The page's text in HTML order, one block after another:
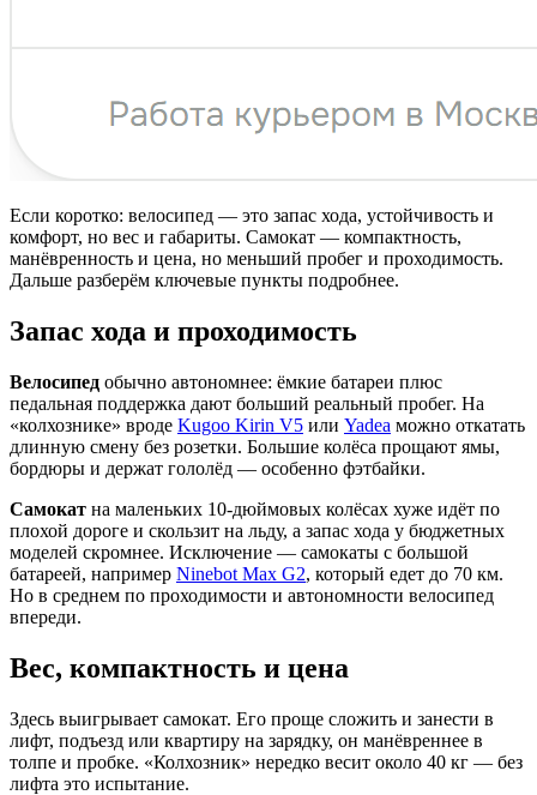
Если коротко: велосипед — это запас хода, устойчивость и
комфорт, но вес и габариты. Самокат — компактность,
манёвренность и цена, но меньший пробег и проходимость.
Дальше разберём ключевые пункты подробнее.
Запас хода и проходимость
Велосипед обычно автономнее: ёмкие батареи плюс
педальная поддержка дают больший реальный пробег. На
«колхознике» вроде Kugoo Kirin V5 или Yadea можно откатать
длинную смену без розетки. Большие колёса прощают ямы,
бордюры и держат гололёд — особенно фэтбайки.
Самокат на маленьких 10-дюймовых колёсах хуже идёт по
плохой дороге и скользит на льду, а запас хода у бюджетных
моделей скромнее. Исключение — самокаты с большой
батареей, например Ninebot Max G2, который едет до 70 км.
Но в среднем по проходимости и автономности велосипед
впереди.
Вес, компактность и цена
Здесь выигрывает самокат. Его проще сложить и занести в
лифт, подъезд или квартиру на зарядку, он манёвреннее в
толпе и пробке. «Колхозник» нередко весит около 40 кг — без
лифта это испытание.